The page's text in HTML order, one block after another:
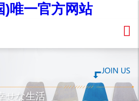
)唯一官方网站
せな生活